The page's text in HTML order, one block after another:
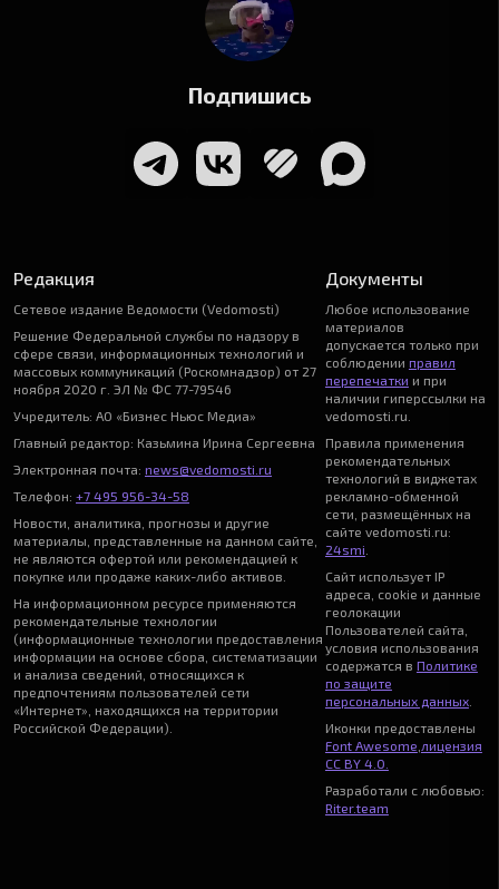
Подпишись
Редакция
Сетевое издание Ведомости (Vedomosti)
Решение Федеральной службы по надзору в
сфере связи, информационных технологий и
массовых коммуникаций (Роскомнадзор) от 27
ноября 2020 г. ЭЛ № ФС 77-79546
Учредитель: АО «Бизнес Ньюс Медиа»
Главный редактор: Казьмина Ирина Сергеевна
Электронная почта: news@vedomosti.ru
Телефон: +7 495 956-34-58
Новости, аналитика, прогнозы и другие
материалы, представленные на данном сайте,
не являются офертой или рекомендацией к
покупке или продаже каких-либо активов.
На информационном ресурсе применяются
рекомендательные технологии
(информационные технологии предоставления
информации на основе сбора, систематизации
и анализа сведений, относящихся к
предпочтениям пользователей сети
«Интернет», находящихся на территории
Российской Федерации).
Документы
Любое использование
материалов
допускается только при
соблюдении правил
перепечатки и при
наличии гиперссылки на
vedomosti.ru.
Правила применения
рекомендательных
технологий в виджетах
рекламно-обменной
сети, размещённых на
сайте vedomosti.ru:
24smi
Сайт использует IP
адреса, cookie и данные
геолокации
Пользователей сайта,
условия использования
содержатся в Политике
по защите
персональных данных.
Иконки предоставлены
Font Awesome лицензия
CC BY 4.0.
Разработали с любовью:
Riter.team